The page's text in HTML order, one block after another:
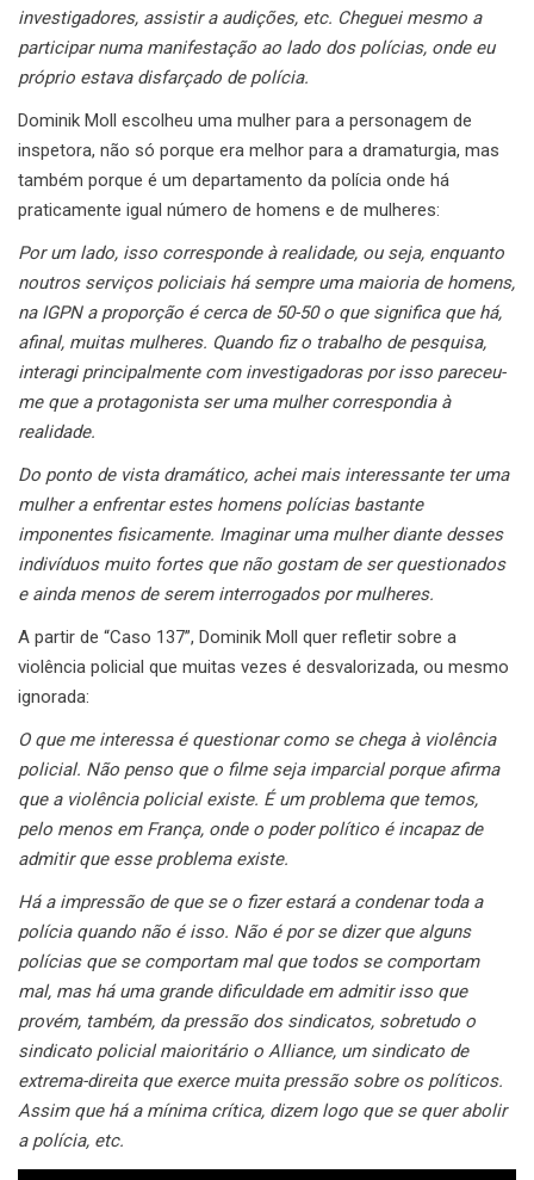
investigadores, assistir a audições, etc. Cheguei mesmo a
participar numa manifestação ao lado dos polícias, onde eu
próprio estava disfarçado de polícia.
Dominik Moll escolheu uma mulher para a personagem de
inspetora, não só porque era melhor para a dramaturgia, mas
também porque é um departamento da polícia onde há
praticamente igual número de homens e de mulheres:
Por um lado, isso corresponde à realidade, ou seja, enquanto
noutros serviços policiais há sempre uma maioria de homens,
na IGPN a proporção é cerca de 50-50 o que significa que há,
afinal, muitas mulheres. Quando fiz o trabalho de pesquisa,
interagi principalmente com investigadoras por isso pareceu-
me que a protagonista ser uma mulher correspondia à
realidade.
Do ponto de vista dramático, achei mais interessante ter uma
mulher a enfrentar estes homens polícias bastante
imponentes fisicamente. Imaginar uma mulher diante desses
indivíduos muito fortes que não gostam de ser questionados
e ainda menos de serem interrogados por mulheres.
A partir de “Caso 137”, Dominik Moll quer refletir sobre a
violência policial que muitas vezes é desvalorizada, ou mesmo
ignorada:
O que me interessa é questionar como se chega à violência
policial. Não penso que o filme seja imparcial porque afirma
que a violência policial existe. É um problema que temos,
pelo menos em França, onde o poder político é incapaz de
admitir que esse problema existe.
Há a impressão de que se o fizer estará a condenar toda a
polícia quando não é isso. Não é por se dizer que alguns
polícias que se comportam mal que todos se comportam
mal, mas há uma grande dificuldade em admitir isso que
provém, também, da pressão dos sindicatos, sobretudo o
sindicato policial maioritário o Alliance, um sindicato de
extrema-direita que exerce muita pressão sobre os políticos.
Assim que há a mínima crítica, dizem logo que se quer abolir
a polícia, etc.